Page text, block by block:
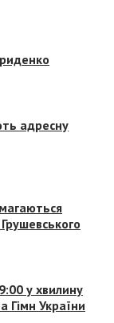
адресну
у хвилину
Гімн України